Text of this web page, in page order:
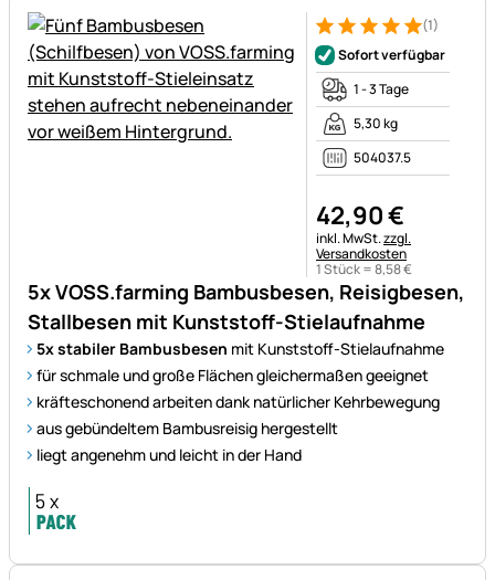
5x VOSS.farming Bambusbesen, Reisigbesen,
Stallbesen mit Kunststoff-Stielaufnahme
5x stabiler Bambusbesen mit Kunststoff-Stielaufnahme
für schmale und große Flächen gleichermaßen geeignet
kräfteschonend arbeiten dank natürlicher Kehrbewegung
aus gebündeltem Bambusreisig hergestellt
liegt angenehm und leicht in der Hand
Bewertung: 5 von 5 (1
1 Bewertung
(1)
Sofort verfügbar
1 - 3 Tage
5,30 kg
504037.5
42,90€
Steuerhinweis:
inkl. MwSt.zzgl.
Versandkosten
1 Stück =8,58€